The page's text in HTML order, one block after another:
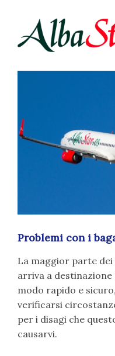
Problemi con i
La maggior parte
arriva a
modo rapido e
verificarsi
per i disagi che
causarvi.